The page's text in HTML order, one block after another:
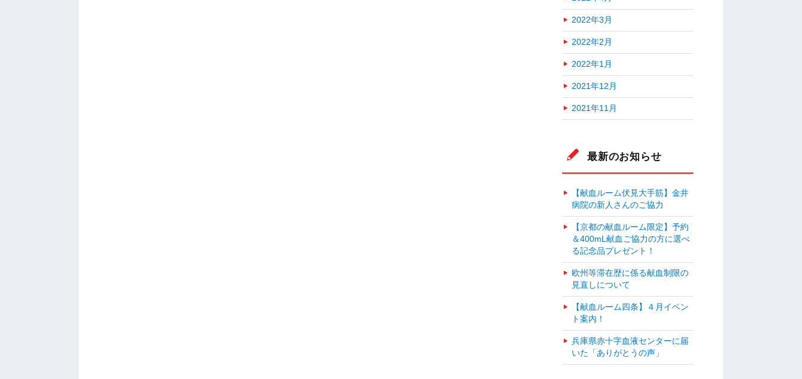
2022年3月
2022年2月
2022年1月
2021年12月
2021年11月
最新のお知らせ
【献血ルーム伏見大手筋】金井
病院の新人さんのご協力
【京都の献血ルーム限定】予約
＆400mL献血ご協力の方に選べ
る記念品プレゼント！
欧州等滞在歴に係る献血制限の
見直しについて
【献血ルーム四条】４月イベン
ト案内！
兵庫県赤十字血液センターに届
いた「ありがとうの声」